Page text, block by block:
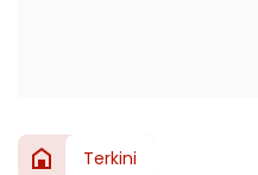
Terkini